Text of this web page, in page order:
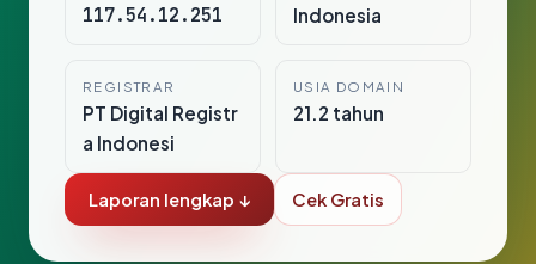
117.54.12.251 Indonesia
REGISTRAR
PT Digital Registr
a Indonesi
USIA DOMAIN
21.2 tahun
Laporan lengkap ↓ Cek Gratis